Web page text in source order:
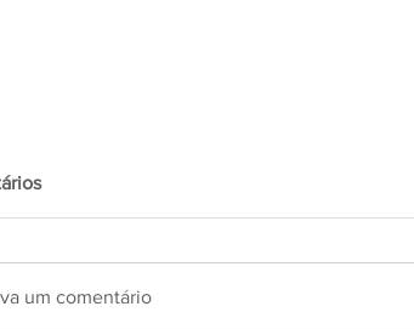
um comentário